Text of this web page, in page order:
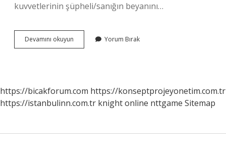
kuvvetlerinin şüpheli/sanığın beyanını…
Devamını okuyun
Süresi
Yorum Bırak
https://bicakforum.com https://konseptprojeyonetim.com.tr
https://istanbulinn.com.tr knight online nttgame Sitemap